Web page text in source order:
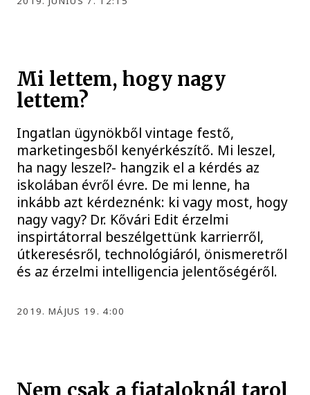
Mi lettem, hogy nagy
lettem?
Ingatlan ügynökből vintage festő,
marketingesből kenyérkészítő. Mi leszel,
ha nagy leszel?- hangzik el a kérdés az
iskolában évről évre. De mi lenne, ha
inkább azt kérdeznénk: ki vagy most, hogy
nagy vagy? Dr. Kővári Edit érzelmi
inspirtátorral beszélgettünk karrierről,
útkeresésről, technológiáról, önismeretről
és az érzelmi intelligencia jelentőségéről.
2019. MÁJUS 19. 4:00